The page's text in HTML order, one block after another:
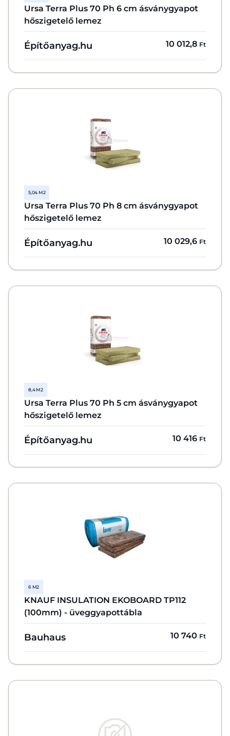
Ursa Terra Plus 70 Ph 6 cm ásványgyapot
hőszigetelő lemez
Építőanyag.hu 10 012,8 Ft
5,04 M2
Ursa Terra Plus 70 Ph 8 cm ásványgyapot
hőszigetelő lemez
Építőanyag.hu 10 029,6 Ft
8,4 M2
Ursa Terra Plus 70 Ph 5 cm ásványgyapot
hőszigetelő lemez
Építőanyag.hu 10 416 Ft
6 M2
KNAUF INSULATION EKOBOARD TP112
(100mm) - üveggyapottábla
Bauhaus 10 740 Ft